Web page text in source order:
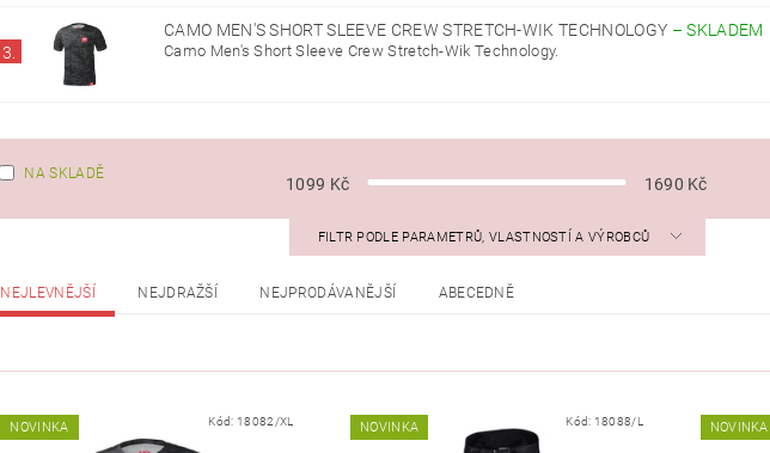
3.
CAMO MEN'S SHORT SLEEVE CREW STRETCH-WIK TECHNOLOGY –SKLADEM
Camo Men's Short Sleeve Crew Stretch-Wik Technology.
NA SKLADĚ
1099 Kč 1690 Kč
FILTR PODLE PARAMETRŮ, VLASTNOSTÍ A VÝROBCŮ
NEJLEVNĚJŠÍ NEJDRAŽŠÍ NEJPRODÁVANĚJŠÍ ABECEDNĚ
NOVINKA Kód: 18082/XL NOVINKA Kód: 18088/L NOVINKA